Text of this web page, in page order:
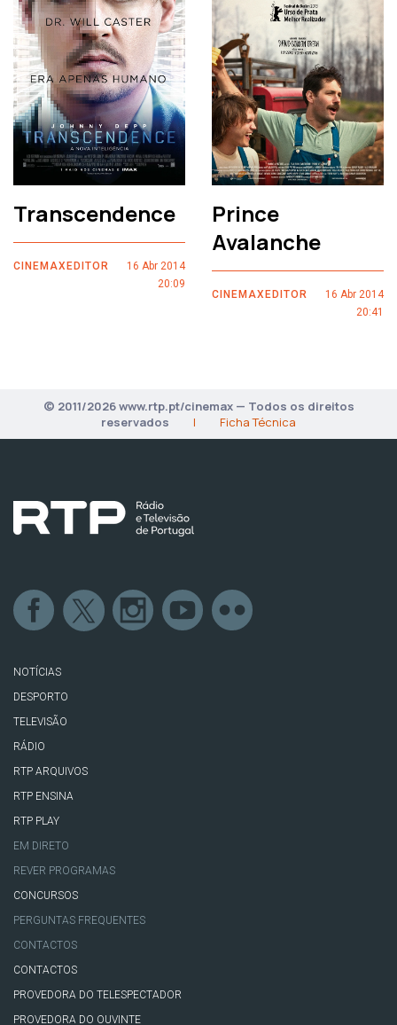
Transcendence
CINEMAXEDITOR
16 Abr 2014
20:09
Prince
Avalanche
CINEMAXEDITOR
16 Abr 2014
20:41
© 2011/2026 www.rtp.pt/cinemax — Todos os direitos
reservados
| Ficha Técnica
NOTÍCIAS
DESPORTO
TELEVISÃO
RÁDIO
RTP ARQUIVOS
RTP ENSINA
RTP PLAY
EM DIRETO
REVER PROGRAMAS
CONCURSOS
PERGUNTAS FREQUENTES
CONTACTOS
CONTACTOS
PROVEDORA DO TELESPECTADOR
PROVEDORA DO OUVINTE